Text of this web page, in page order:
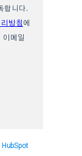
HubSpot